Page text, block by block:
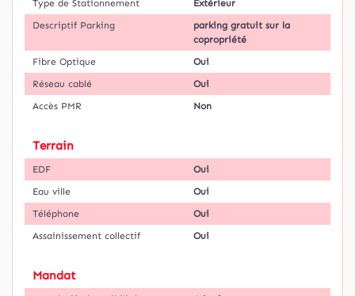
Type de Stationnement
Extérieur
Descriptif Parking
parking gratuit sur la
copropriété
Fibre Optique
Oui
Réseau cablé
Oui
Accès PMR
Non
Terrain
EDF
Oui
Eau ville
Oui
Téléphone
Oui
Assainissement collectif
Oui
Mandat